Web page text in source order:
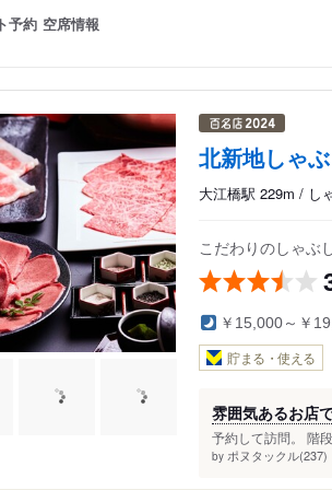
予約 空席情報
北新地しゃ
大江橋駅 229m / し
こだわりのしゃぶ
￥15,000～￥
貯まる・使える
雰囲気あるお店
予約して訪問。 階
by ポヌタックル(237)